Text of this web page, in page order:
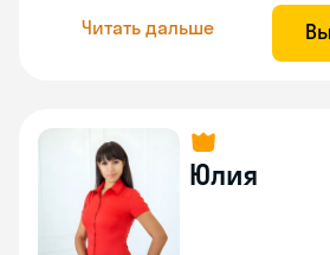
Читать дальше
Юлия